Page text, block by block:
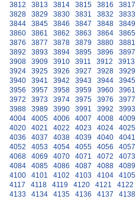
3812
3813 3814 3815 3816 3817
3828
3829 3830 3831 3832 3833
3844
3845 3846 3847 3848 3849
3860
3861 3862 3863 3864 3865
3876
3877 3878 3879 3880 3881
3892
3893 3894 3895 3896 3897
3908
3909 3910 3911 3912 3913
3924
3925 3926 3927 3928 3929
3940
3941 3942 3943 3944 3945
3956
3957 3958 3959 3960 3961
3972
3973 3974 3975 3976 3977
3988
3989 3990 3991 3992 3993
4004
4005 4006 4007 4008 4009
4020
4021 4022 4023 4024 4025
4036
4037 4038 4039 4040 4041
4052
4053 4054 4055 4056 4057
4068
4069 4070 4071 4072 4073
4084
4085 4086 4087 4088 4089
4100
4101 4102 4103 4104 4105
4117
4118 4119 4120 4121 4122
4133
4134 4135 4136 4137 4138